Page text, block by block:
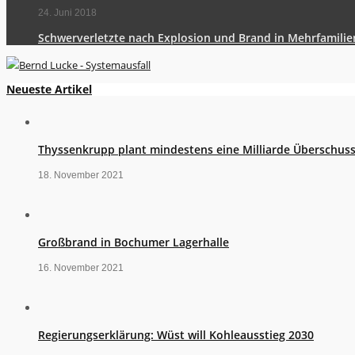
24. Juni 2018
Schwerverletzte nach Explosion und Brand in
Neueste Artikel
Thyssenkrupp plant mindestens eine Milliarde Überschuss
18. November 2021
Großbrand in Bochumer Lagerhalle
16. November 2021
Regierungserklärung: Wüst will Kohleausstieg 2030